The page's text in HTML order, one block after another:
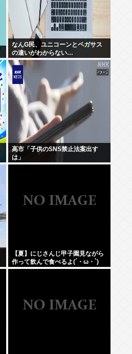
なんG民、ユニコーンとペガサス
の違いがわからない…
高市「子供のSNS禁止法案出す
は」
【夏】にじさんじ甲子園見ながら
作って飲んで食べるよ(´・ω・`)